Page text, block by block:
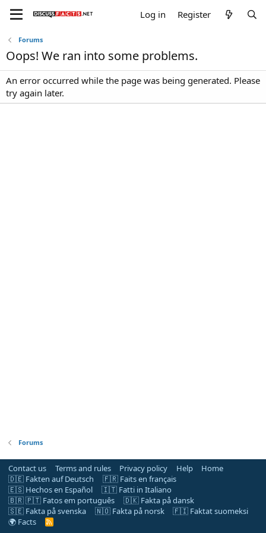
Log in Register
Forums
Oops! We ran into some problems.
An error occurred while the page was being generated. Please
try again later.
Forums
Contact us Terms and rules Privacy policy Help
Home
🇩🇪 Fakten auf Deutsch
🇫🇷 Faits en français
🇪🇸 Hechos en Español
🇮🇹 Fatti in Italiano
🇧🇷 🇵🇹 Fatos em português
🇩🇰 Fakta på dansk
🇸🇪 Fakta på svenska
🇳🇴 Fakta på norsk
🇫🇮 Faktat suomeksi
🌍 Facts
R